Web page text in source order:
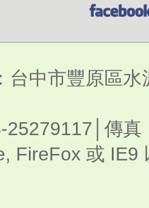
台中市豐原區
25279117│傳
FireFox 或 IE9